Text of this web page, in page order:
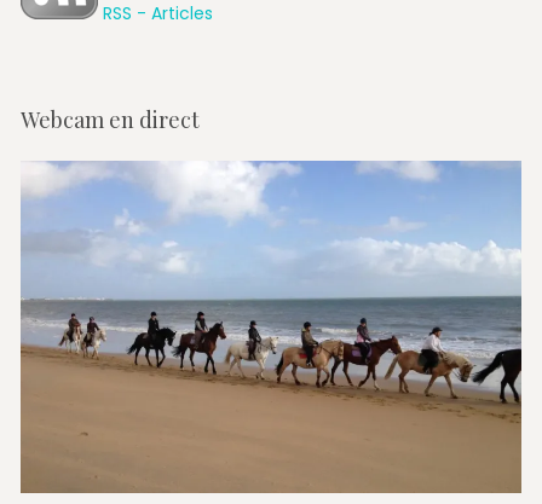
RSS - Articles
Webcam en direct